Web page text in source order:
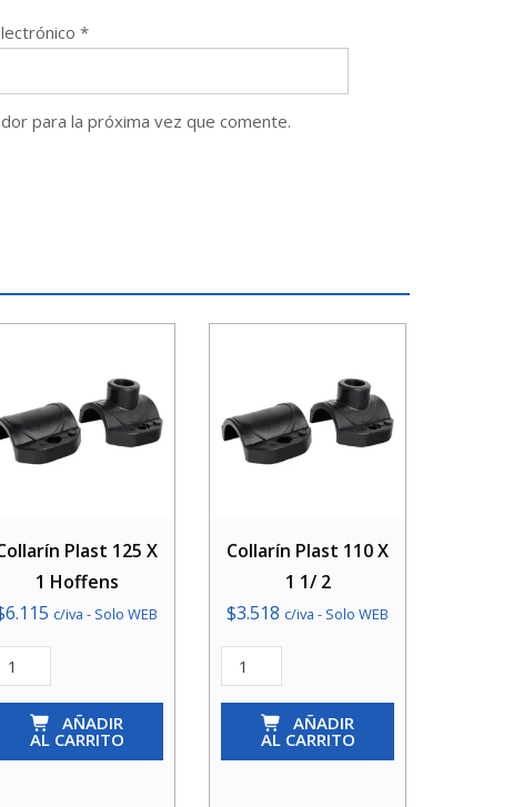
*
para la próxima vez que comente.
Plast 125 X
1 Hoffens
6.115 c/iva - Solo WEB
Collarín
AÑADIR
AL CARRITO
Collarín Plast 110 X
1 1/ 2
$3.518 c/iva - Solo WEB
Collarín
Plast
AÑADIR
AL CARRITO